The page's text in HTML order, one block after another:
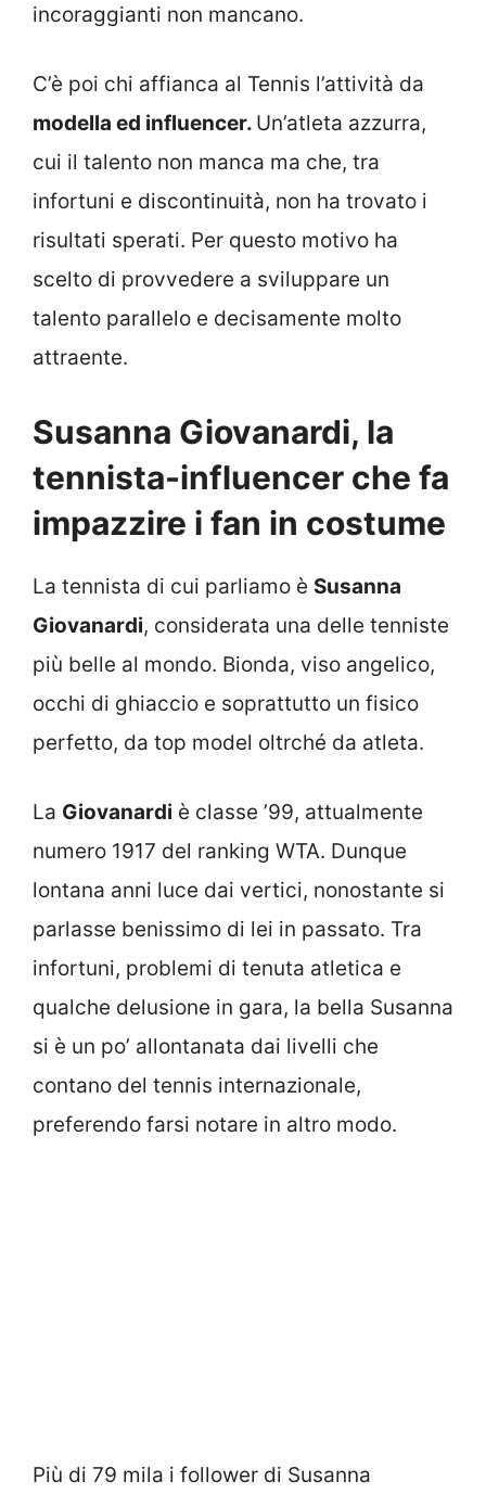
incoraggianti non mancano.
C’è poi chi affianca al Tennis l’attività da
modella ed influencer. Un’atleta azzurra,
cui il talento non manca ma che, tra
infortuni e discontinuità, non ha trovato i
risultati sperati. Per questo motivo ha
scelto di provvedere a sviluppare un
talento parallelo e decisamente molto
attraente.
Susanna Giovanardi, la
tennista-influencer che fa
impazzire i fan in costume
La tennista di cui parliamo è Susanna
Giovanardi, considerata una delle tenniste
più belle al mondo. Bionda, viso angelico,
occhi di ghiaccio e soprattutto un fisico
perfetto, da top model oltrché da atleta.
La Giovanardi è classe ’99, attualmente
numero 1917 del ranking WTA. Dunque
lontana anni luce dai vertici, nonostante si
parlasse benissimo di lei in passato. Tra
infortuni, problemi di tenuta atletica e
qualche delusione in gara, la bella Susanna
si è un po’ allontanata dai livelli che
contano del tennis internazionale,
preferendo farsi notare in altro modo.
Più di 79 mila i follower di Susanna